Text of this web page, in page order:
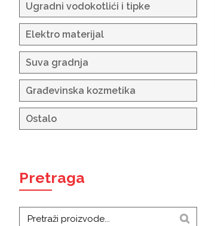
Ugradni vodokotlići i tipke
Elektro materijal
Suva gradnja
Građevinska kozmetika
Ostalo
Pretraga